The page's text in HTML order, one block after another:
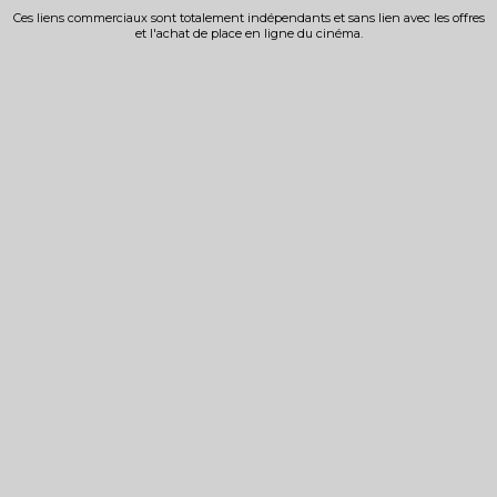
Ces liens commerciaux sont totalement indépendants et sans lien avec les offres
et l'achat de place en ligne du cinéma.